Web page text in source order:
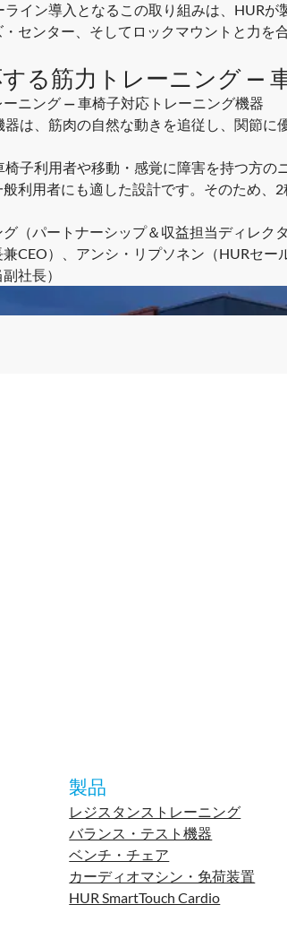
イン導入となるこの取り組みは、HUR
センター、そしてロックマウントと力
る筋力トレーニング —
ニング — 車椅子対応トレーニング機器
は、筋肉の自然な動きを追従し、関節
椅子利用者や移動・感覚に障害を持つ方
利用者にも適した設計です。そのため、
（パートナーシップ＆収益担当ディレ
CEO）、アンシ・リプソネン（HURセ
社長）
製品
レジスタンストレーニング
バランス・テスト機器
ベンチ・チェア
カーディオマシン・免荷装置
HUR SmartTouch Cardio